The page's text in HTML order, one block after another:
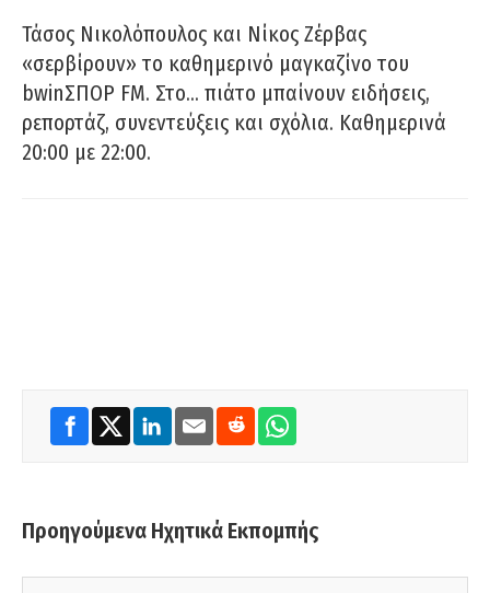
Τάσος Νικολόπουλος και Νίκος Ζέρβας
«σερβίρουν» το καθημερινό μαγκαζίνο του
bwinΣΠΟΡ FM. Στο… πιάτο μπαίνουν ειδήσεις,
ρεπορτάζ, συνεντεύξεις και σχόλια. Καθημερινά
20:00 με 22:00.
Προηγούμενα Ηχητικά Εκπομπής